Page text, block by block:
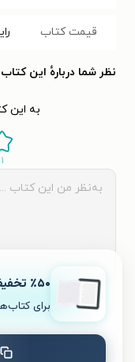
قیمت کتاب
نظر شما دربارهٔ این کتاب
به این
۱
نظری
٪۵۰ تخفیف ویژۀ اولین خرید
برای